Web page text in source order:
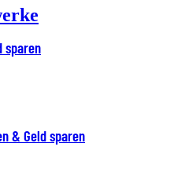
sparen
& Geld sparen